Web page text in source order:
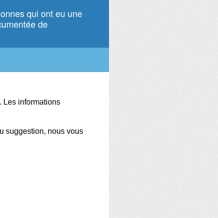
qui ont eu une
de
Les informations
suggestion, nous vous